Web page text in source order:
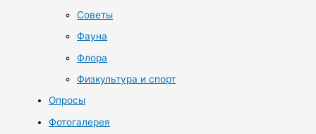
Советы
Фауна
Флора
Физкультура и спорт
Опросы
Фотогалерея